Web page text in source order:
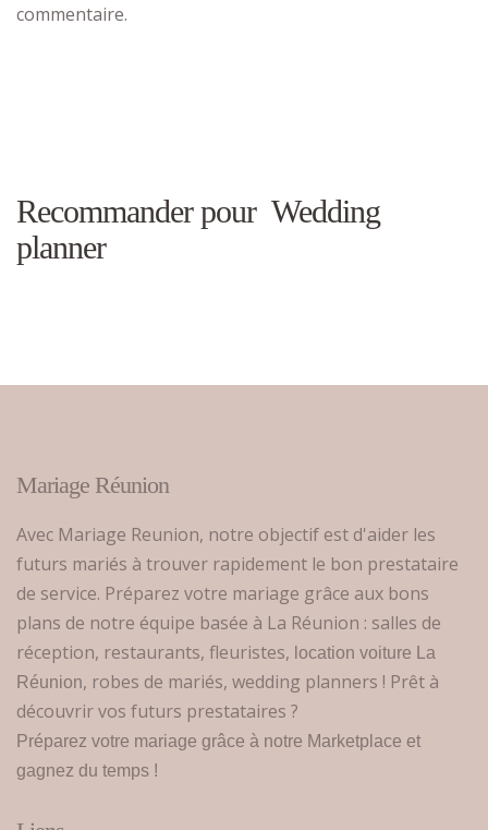
commentaire.
Recommander pour Wedding
planner
Mariage Réunion
Avec Mariage Reunion, notre objectif est d'aider les
futurs mariés à trouver rapidement le bon prestataire
de service. Préparez votre mariage grâce aux bons
plans de notre équipe basée à La Réunion : salles de
réception, restaurants, fleuristes, location voiture La
Réunion, robes de mariés, wedding planners ! Prêt à
découvrir vos futurs prestataires ?
Préparez votre mariage grâce à notre Marketplace et
gagnez du temps !